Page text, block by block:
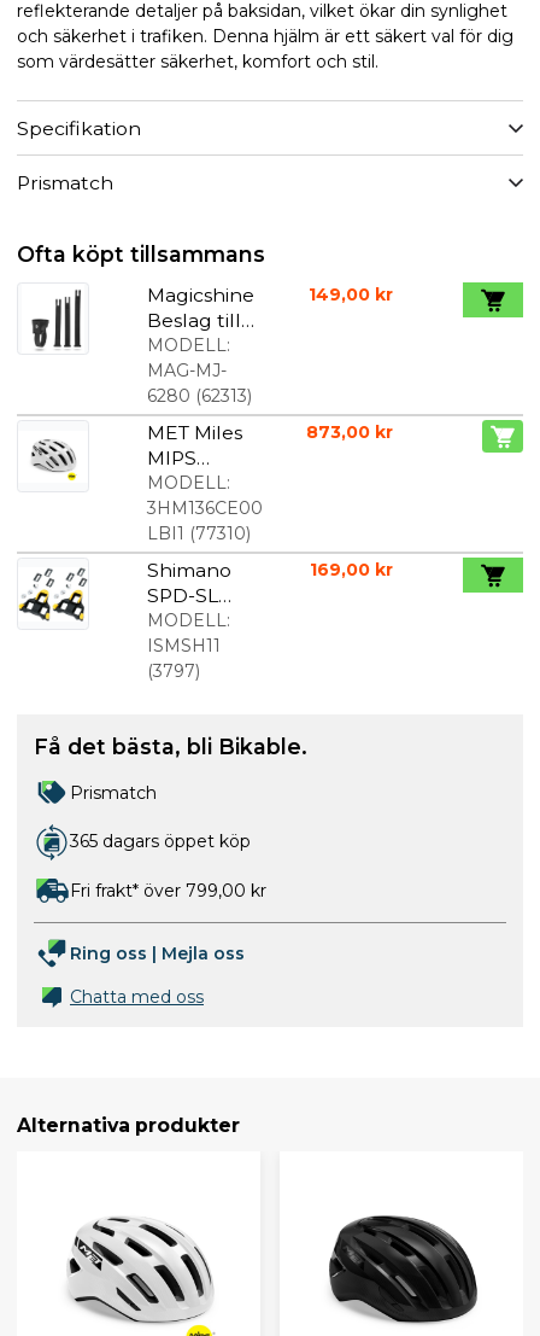
reflekterande detaljer på baksidan, vilket ökar din synlighet
och säkerhet i trafiken. Denna hjälm är ett säkert val för dig
som värdesätter säkerhet, komfort och stil.
Specifikation
Prismatch
Ofta köpt tillsammans
Magicshine
Beslag till
Allty
Lampor
MODELL:
MAG-MJ-
6280 (62313)
149,00 kr
MET Miles
MIPS
cykelhjälm
white
glossy
MODELL:
3HM136CE00
LBI1 (77310)
873,00 kr
Shimano
SPD-SL
klossar gul
MODELL:
ISMSH11
(3797)
169,00 kr
Få det bästa, bli Bikable.
Prismatch
365 dagars öppet köp
Fri frakt* över 799,00 kr
Ring oss | Mejla oss
Chatta med oss
Alternativa produkter